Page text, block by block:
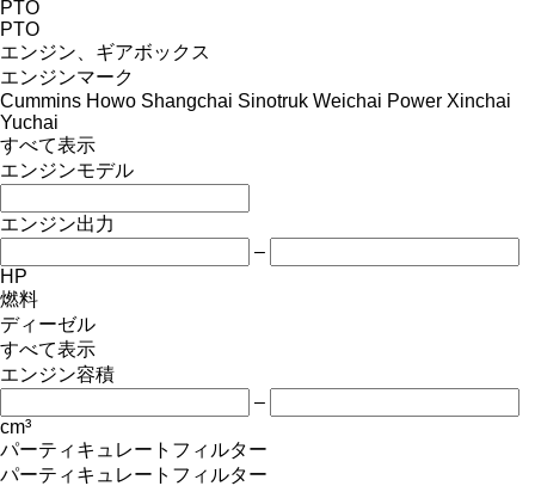
PTO
PTO
エンジン、ギアボックス
エンジンマーク
Cummins Howo Shangchai Sinotruk Weichai Power Xinchai
Yuchai
すべて表示
エンジンモデル
エンジン出力
–
HP
燃料
ディーゼル
すべて表示
エンジン容積
–
cm³
パーティキュレートフィルター
パーティキュレートフィルター